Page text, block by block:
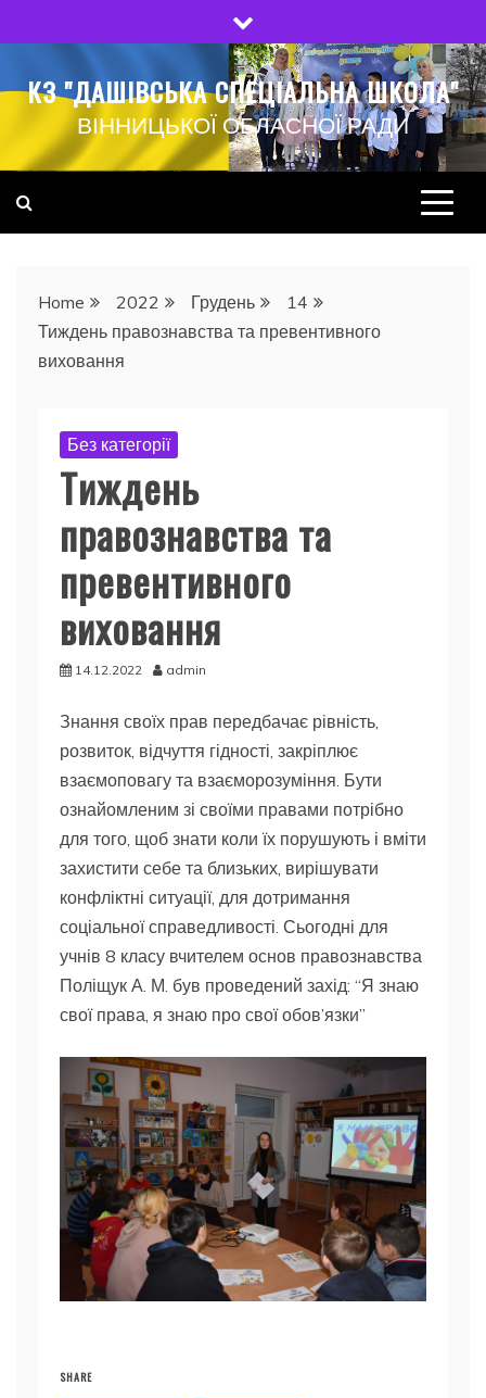
to
КЗ "ДАШІВСЬКА СПЕЦІАЛЬНА ШКОЛА"
ВІННИЦЬКОЇ ОБЛАСНОЇ РАДИ
Home 2022 Грудень
14
Тиждень правознавства та превентивного
виховання
Без категорії
Тиждень
правознавства та
превентивного
виховання
14.12.2022 admin
Знання своїх прав передбачає рівність,
розвиток, відчуття гідності, закріплює
взаємоповагу та взаєморозуміння. Бути
ознайомленим зі своїми правами потрібно
для того, щоб знати коли їх порушують і вміти
захистити себе та близьких, вирішувати
конфліктні ситуації, для дотримання
соціальної справедливості. Сьогодні для
учнів 8 класу вчителем основ правознавства
Поліщук А. М. був проведений захід: “Я знаю
свої права, я знаю про свої обов’язки”
SHARE